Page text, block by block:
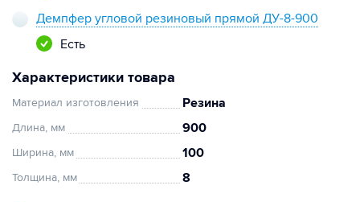
Демпфер угловой резиновый прямой ДУ-8-900
Есть
Характеристики товара
Материал изготовления Резина
Длина, мм 900
Ширина, мм 100
Толщина, мм 8